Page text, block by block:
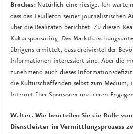
Brockes: Natürlich eine riesige. Ich warte
dass das Feuilleton seiner journalistischen
über die Realitäten berichtet. Zu diesen
Kultursponsoring. Das
übrigens ermittelt, dass dreiviertel der
Informationen interessiert sind. Aber die
zunehmend auch dieses
die Kulturschaffenden selbst zum Medium,
Internet über Sponsoren und deren
Walter: Wie beurteilen Sie die Rolle
Dienstleister im Vermittlungsprozess